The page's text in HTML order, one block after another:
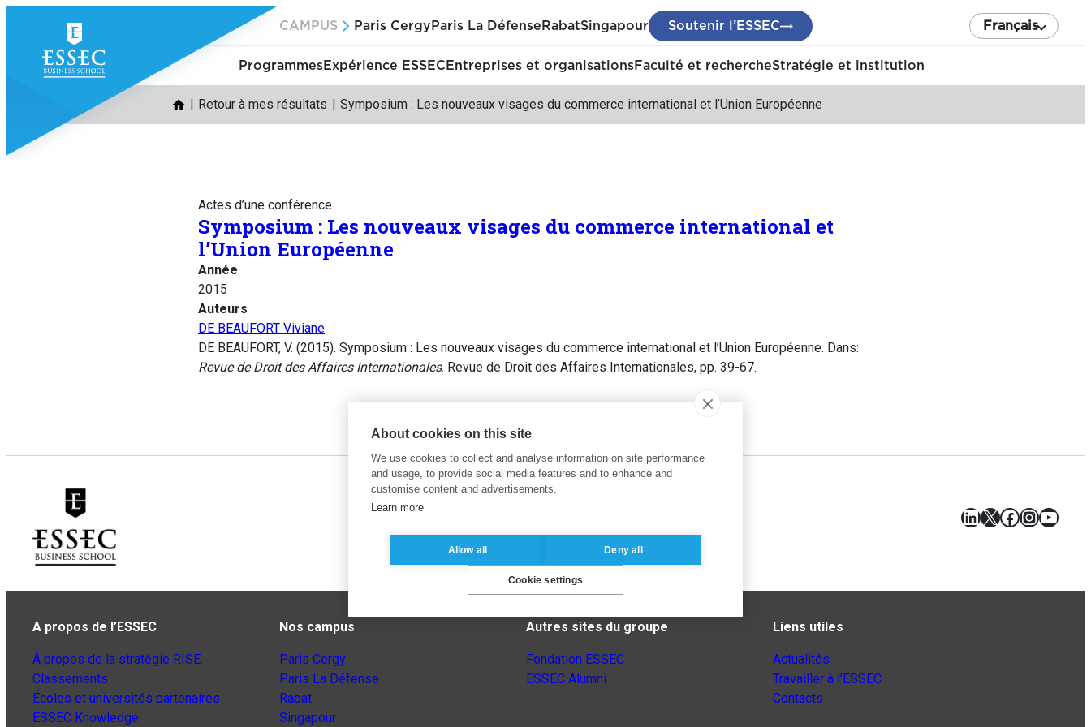
contenu
CAMPUS Paris Cergy Paris La Défense RabatSingapour Soutenir l’ESSEC Français
ProgrammesExpérience ESSEC Entreprises et organisationsFaculté et rechercheStratégie et institution
Retour à mes résultats Symposium : Les nouveaux visages du commerce international et l’Union Européenne
Actes d’une conférence
Symposium : Les nouveaux visages du commerce international et
l’Union Européenne
Année
2015
Auteurs
DE BEAUFORT Viviane
DE BEAUFORT, V. (2015). Symposium : Les nouveaux visages du commerce international et l’Union Européenne. Dans:
Revue de Droit des Affaires Internationales. Revue de Droit des Affaires Internationales, pp. 39-67.
LinkedIn
X Facebook
A propos de l’ESSEC
À propos de la stratégie RISE
Classements
Écoles et universités partenaires
ESSEC Knowledge
Nos campus
Paris Cergy
Paris La Défense
Rabat
Singapour
Autres sites du groupe
Fondation ESSEC
ESSEC Alumni
Liens utiles
Actualités
Travailler à l’ESSEC
Contacts
About cookies on this site
We use cookies to collect and analyse information on site performance
and usage, to provide social media features and to enhance and
customise content and advertisements.
Learn more
Allow all Deny all
Cookie settings